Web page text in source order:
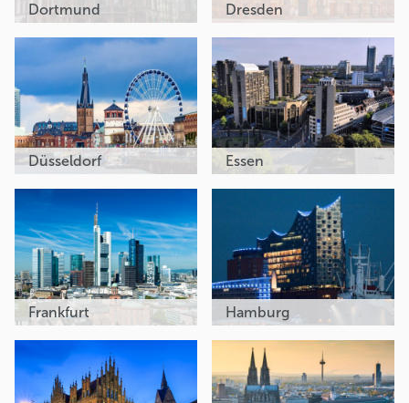
Dortmund Dresden
Düsseldorf Essen
Frankfurt Hamburg